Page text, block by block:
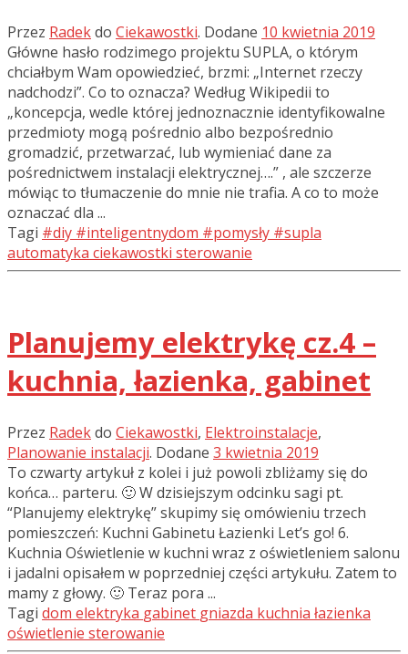
Przez Radekdo Ciekawostki. Dodane 10 kwietnia 2019
Główne hasło rodzimego projektu SUPLA, o którym
chciałbym Wam opowiedzieć, brzmi: „Internet rzeczy
nadchodzi”. Co to oznacza? Według Wikipedii to
„koncepcja, wedle której jednoznacznie identyfikowalne
przedmioty mogą pośrednio albo bezpośrednio
gromadzić, przetwarzać, lub wymieniać dane za
pośrednictwem instalacji elektrycznej….” , ale szczerze
mówiąc to tłumaczenie do mnie nie trafia. A co to może
oznaczać dla ...
Tagi #diy #inteligentnydom #pomysły #supla
automatyka ciekawostki sterowanie
Planujemy elektrykę cz.4 –
kuchnia, łazienka, gabinet
Przez Radekdo Ciekawostki, Elektroinstalacje,
Planowanie instalacji. Dodane 3 kwietnia 2019
To czwarty artykuł z kolei i już powoli zbliżamy się do
końca… parteru. 🙂 W dzisiejszym odcinku sagi pt.
“Planujemy elektrykę” skupimy się omówieniu trzech
pomieszczeń: Kuchni Gabinetu Łazienki Let’s go! 6.
Kuchnia Oświetlenie w kuchni wraz z oświetleniem salonu
i jadalni opisałem w poprzedniej części artykułu. Zatem to
mamy z głowy. 🙂 Teraz pora ...
Tagi dom elektryka gabinet gniazda kuchnia łazienka
oświetlenie sterowanie